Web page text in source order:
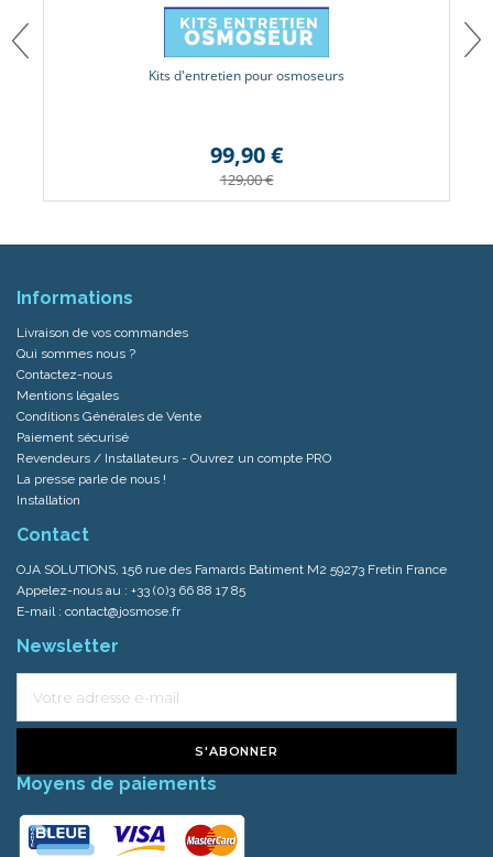
Kits d'entretien pour osmoseurs
99,90 €
129,00 €
Informations
Livraison de vos commandes
Qui sommes nous ?
Contactez-nous
Mentions légales
Conditions Générales de Vente
Paiement sécurisé
Revendeurs / Installateurs - Ouvrez un compte PRO
La presse parle de nous !
Installation
Contact
OJA SOLUTIONS, 156 rue des Famards Batiment M2 59273 Fretin France
Appelez-nous au : +33 (0)3 66 88 17 85
E-mail : contact@josmose.fr
Newsletter
S'ABONNER
Moyens de paiements